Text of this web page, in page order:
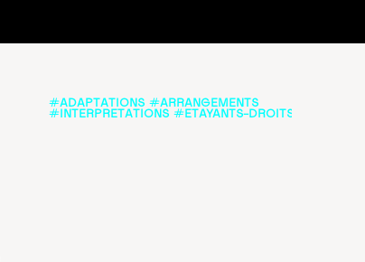
#ADAPTATIONS #ARRANGEMENTS
#INTERPRETATIONS #ETAYANTS-DROITS